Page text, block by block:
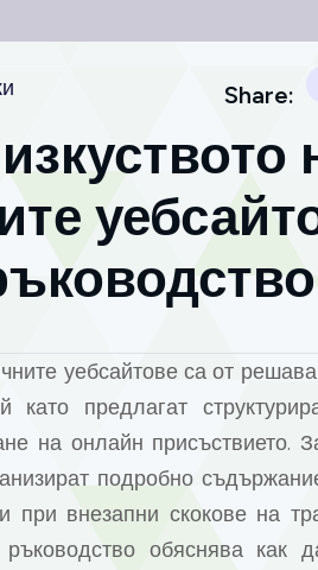
Share:
уебсайтове са от
предлагат
на онлайн присъствието.
подробно
внезапни скокове на
обяснява как